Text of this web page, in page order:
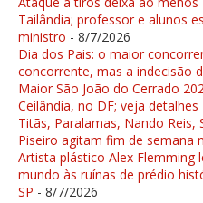
Tailândia; professor e alunos
ministro - 8/7/2026
Dia dos Pais: o maior
concorrente, mas a indecisão
Maior São João do Cerrado
Ceilândia, no DF; veja detalhes
Titãs, Paralamas, Nando Reis,
Piseiro agitam fim de semana
Artista plástico Alex Flemming
mundo às ruínas de prédio
SP - 8/7/2026